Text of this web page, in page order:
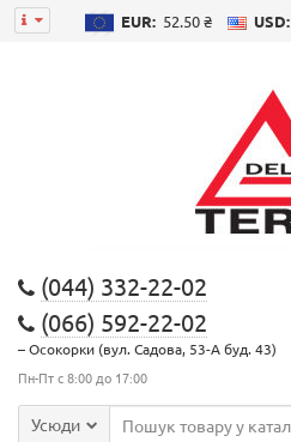
EUR: 52.50 ₴ USD:
(044) 332-22-02
(066) 592-22-02
– Осокорки (вул. Садова, 53-А буд. 43)
Пн-Пт с 8:00 до 17:00
Усюди